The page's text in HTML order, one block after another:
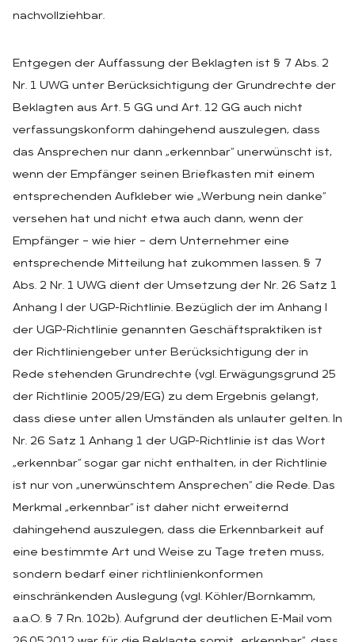
nachvollziehbar.
Entgegen der Auffassung der Beklagten ist § 7 Abs. 2
Nr. 1 UWG unter Berücksichtigung der Grundrechte der
Beklagten aus Art. 5 GG und Art. 12 GG auch nicht
verfassungskonform dahingehend auszulegen, dass
das Ansprechen nur dann „erkennbar“ unerwünscht ist,
wenn der Empfänger seinen Briefkasten mit einem
entsprechenden Aufkleber wie „Werbung nein danke“
versehen hat und nicht etwa auch dann, wenn der
Empfänger – wie hier – dem Unternehmer eine
entsprechende Mitteilung hat zukommen lassen. § 7
Abs. 2 Nr. 1 UWG dient der Umsetzung der Nr. 26 Satz 1
Anhang I der UGP-Richtlinie. Bezüglich der im Anhang I
der UGP-Richtlinie genannten Geschäftspraktiken ist
der Richtliniengeber unter Berücksichtigung der in
Rede stehenden Grundrechte (vgl. Erwägungsgrund 25
der Richtlinie 2005/29/EG) zu dem Ergebnis gelangt,
dass diese unter allen Umständen als unlauter gelten. In
Nr. 26 Satz 1 Anhang 1 der UGP-Richtlinie ist das Wort
„erkennbar“ sogar gar nicht enthalten, in der Richtlinie
ist nur von „unerwünschtem Ansprechen“ die Rede. Das
Merkmal „erkennbar“ ist daher nicht erweiternd
dahingehend auszulegen, dass die Erkennbarkeit auf
eine bestimmte Art und Weise zu Tage treten muss,
sondern bedarf einer richtlinienkonformen
einschränkenden Auslegung (vgl. Köhler/Bornkamm,
a.a.O. § 7 Rn. 102b). Aufgrund der deutlichen E-Mail vom